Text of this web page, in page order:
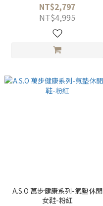
NT$2,797
NT$4,995
A.S.O 萬步健康系列-氣墊休閒
女鞋-粉紅